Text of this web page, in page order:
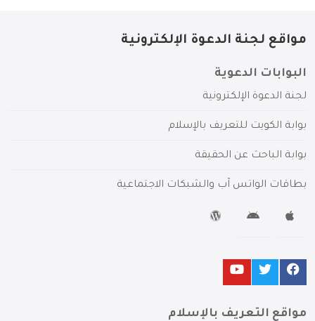
مواقع لجنة الدعوة الإلكترونية
البوابات الدعوية
لجنة الدعوة الإلكترونية
بوابة الكويت للتعريف بالإسلام
بوابة الباحث عن الحقيقة
بطاقات الواتس آب والشبكات الاجتماعية
مواقع التعريف بالإسلام